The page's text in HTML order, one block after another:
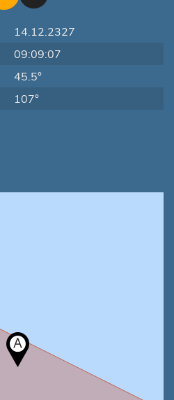
14.12.2327
09:09:07
45.5°
107°